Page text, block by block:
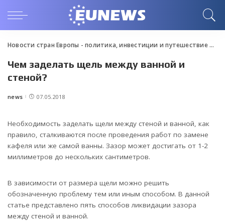
Новости стран Европы - политика, инвестиции и путешествие>
Чем заделать щель между ванной и
стеной?
Posted
news 07.05.2018
Необходимость заделать щели между стеной и ванной, как
правило, сталкиваются после проведения работ по замене
кафеля или же самой ванны. Зазор может достигать от 1-2
миллиметров до нескольких сантиметров.
В зависимости от размера щели можно решить
обозначенную проблему тем или иным способом. В данной
статье представлено пять способов ликвидации зазора
между стеной и ванной.